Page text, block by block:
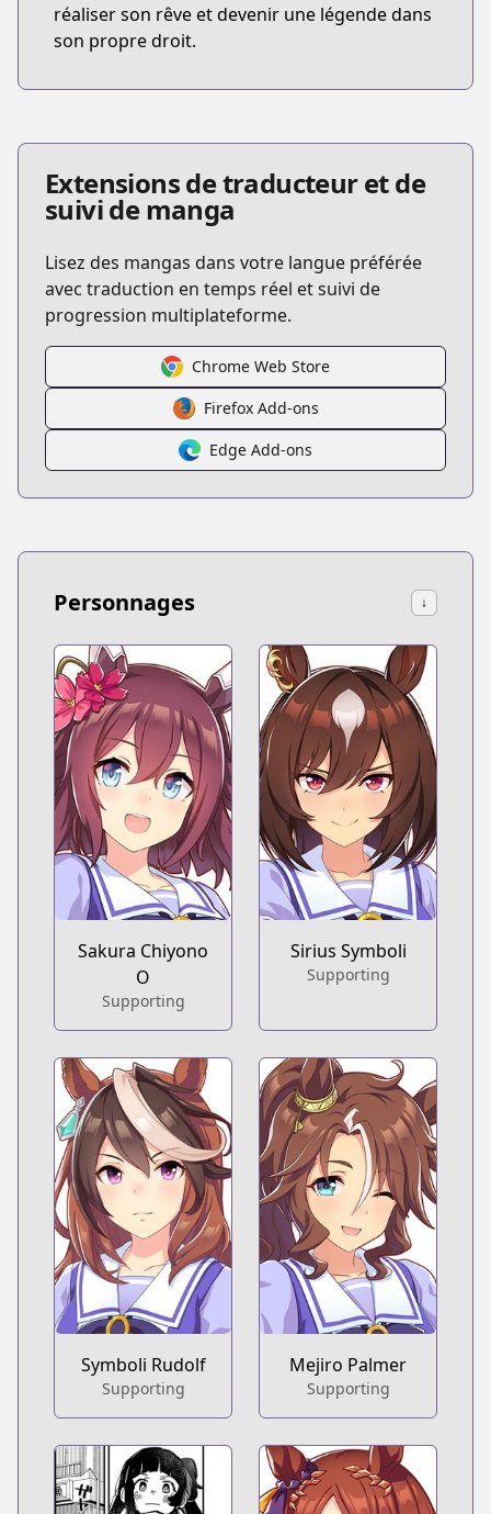
réaliser son rêve et devenir une légende dans
son propre droit.
Extensions de traducteur et de
suivi de manga
Lisez des mangas dans votre langue préférée
avec traduction en temps réel et suivi de
progression multiplateforme.
Chrome Web Store
Firefox Add-ons
Edge Add-ons
Personnages ↓
Sakura Chiyono
O
Supporting
Sirius Symboli
Supporting
Symboli Rudolf
Supporting
Mejiro Palmer
Supporting